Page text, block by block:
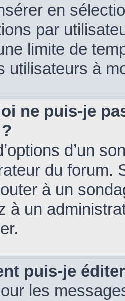
en
par
limite de
utilisateurs à
ne puis-je
d’un
du forum.
à un
à un
puis-je
les